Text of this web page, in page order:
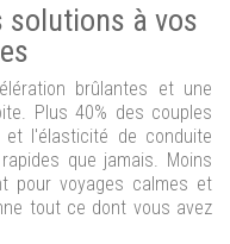
solutions à vos
brûlantes et une
Plus 40% des couples
l'élasticité de conduite
que jamais. Moins
pour voyages calmes et
tout ce dont vous avez